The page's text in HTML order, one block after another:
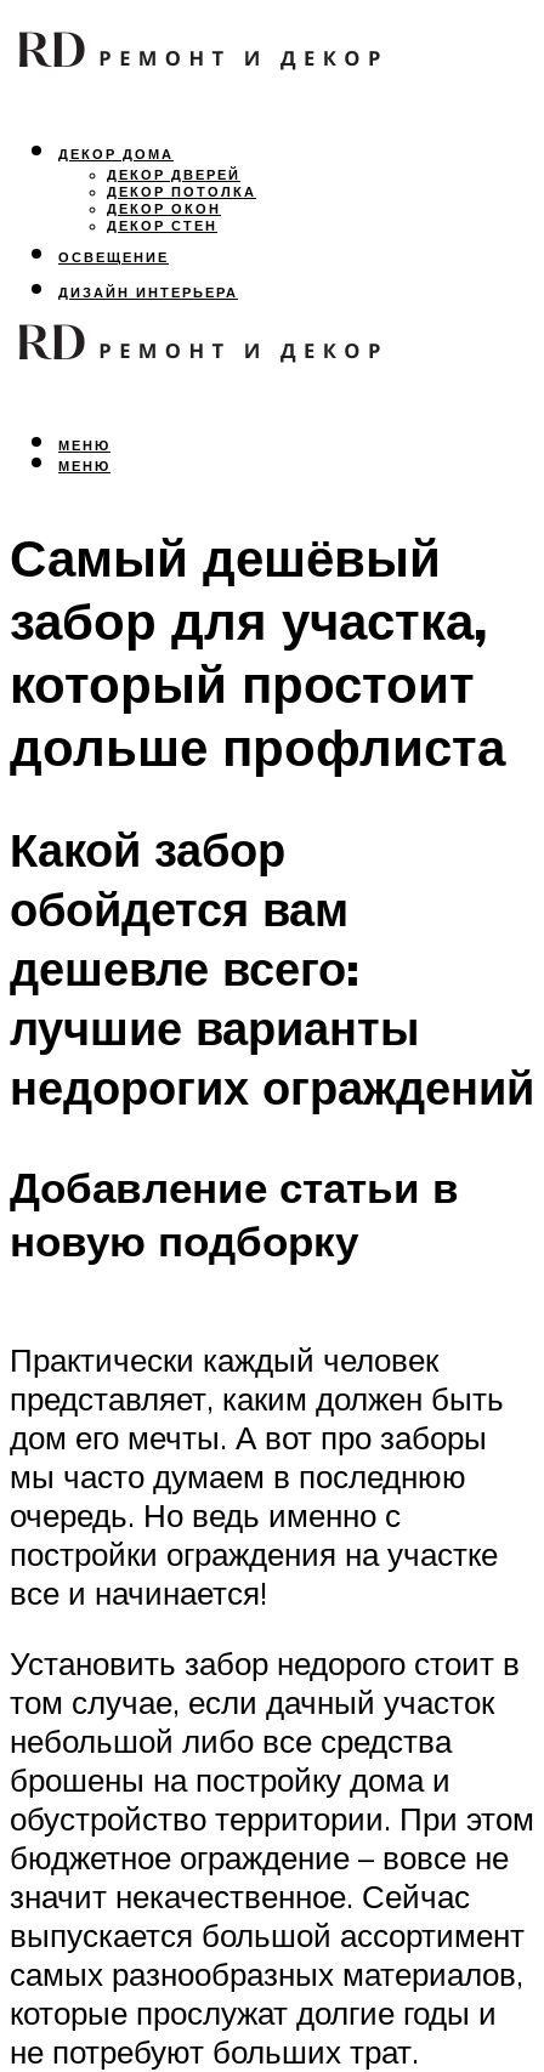
ДЕКОР ДОМА
ДЕКОР ДВЕРЕЙ
ДЕКОР ПОТОЛКА
ДЕКОР ОКОН
ДЕКОР СТЕН
ОСВЕЩЕНИЕ
ДИЗАЙН ИНТЕРЬЕРА
ЛАНДШАФТНЫЙ ДИЗАЙН
ВСЕ ПРО РЕМОНТ
МЕНЮ
МЕНЮ
Самый дешёвый
забор для участка,
который простоит
дольше профлиста
Какой забор
обойдется вам
дешевле всего:
лучшие варианты
недорогих ограждений
Добавление статьи в
новую подборку
Практически каждый человек
представляет, каким должен быть
дом его мечты. А вот про заборы
мы часто думаем в последнюю
очередь. Но ведь именно с
постройки ограждения на участке
все и начинается!
Установить забор недорого стоит в
том случае, если дачный участок
небольшой либо все средства
брошены на постройку дома и
обустройство территории. При этом
бюджетное ограждение – вовсе не
значит некачественное. Сейчас
выпускается большой ассортимент
самых разнообразных материалов,
которые прослужат долгие годы и
не потребуют больших трат.